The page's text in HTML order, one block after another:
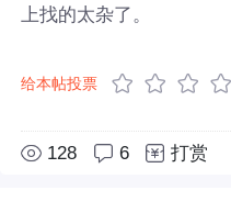
上找的太杂了。
给本帖投票
128 6 打赏